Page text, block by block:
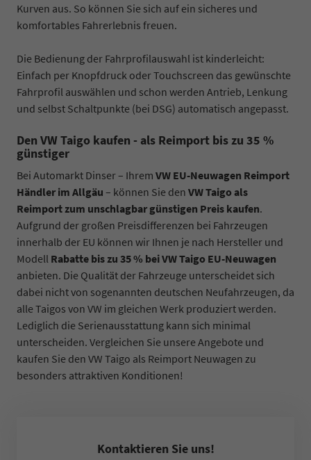
Kurven aus. So können Sie sich auf ein sicheres und
komfortables Fahrerlebnis freuen.
Die Bedienung der Fahrprofilauswahl ist kinderleicht:
Einfach per Knopfdruck oder Touchscreen das gewünschte
Fahrprofil auswählen und schon werden Antrieb, Lenkung
und selbst Schaltpunkte (bei DSG) automatisch angepasst.
Den VW Taigo kaufen - als Reimport bis zu 35 %
günstiger
Bei Automarkt Dinser – Ihrem VW EU-Neuwagen Reimport
Händler im Allgäu – können Sie den VW Taigo als
Reimport zum unschlagbar günstigen Preis kaufen.
Aufgrund der großen Preisdifferenzen bei Fahrzeugen
innerhalb der EU können wir Ihnen je nach Hersteller und
Modell Rabatte bis zu 35 % bei VW Taigo EU-Neuwagen
anbieten. Die Qualität der Fahrzeuge unterscheidet sich
dabei nicht von sogenannten deutschen Neufahrzeugen, da
alle Taigos von VW im gleichen Werk produziert werden.
Lediglich die Serienausstattung kann sich minimal
unterscheiden. Vergleichen Sie unsere Angebote und
kaufen Sie den VW Taigo als Reimport Neuwagen zu
besonders attraktiven Konditionen!
Kontaktieren Sie uns!